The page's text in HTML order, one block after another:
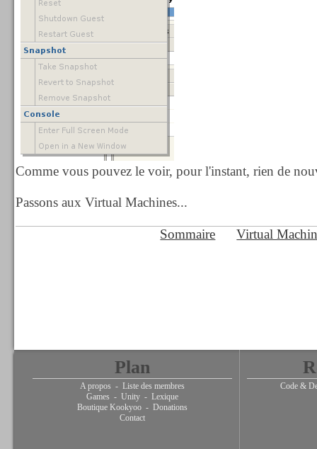
Comme vous pouvez le voir, pour l'instant, rien de
Passons aux Virtual Machines...
Sommaire Virtual
Plan
A propos - Liste des membres
Games - Unity - Lexique
Boutique Kookyoo - Donations
Contact
Code &